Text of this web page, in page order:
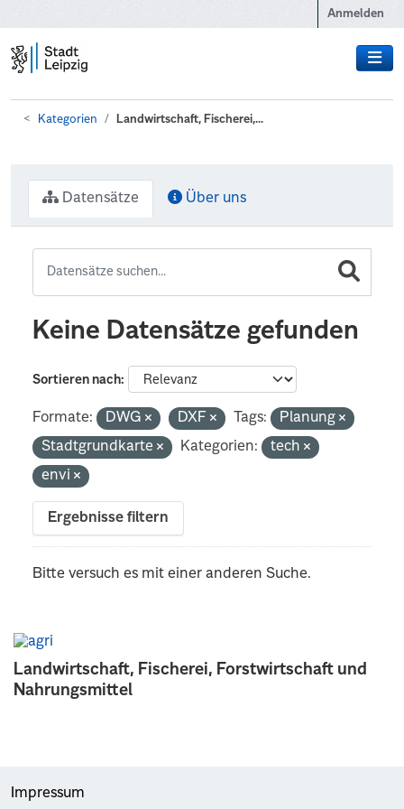
Anmelden
Kategorien Landwirtschaft, Fischerei,...
Landwirtschaft, Fischerei, Forstwirtschaft und
Nahrungsmittel
Datensätze Über uns
Keine Datensätze gefunden
Sortieren nach
Formate: DWG DXF Tags:
Planung
Stadtgrundkarte
Kategorien:
tech
envi
Ergebnisse filtern
Bitte versuch es mit einer anderen Suche.
Impressum